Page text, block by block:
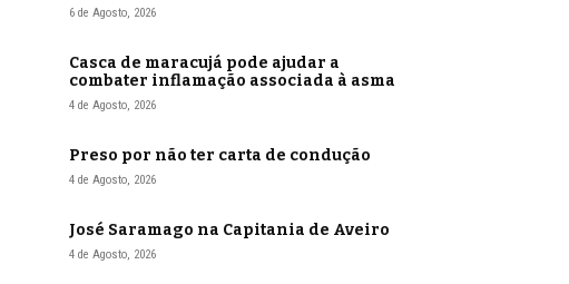
6 de Agosto, 2026
Casca de maracujá pode ajudar a
combater inflamação associada à asma
4 de Agosto, 2026
Preso por não ter carta de condução
4 de Agosto, 2026
José Saramago na Capitania de Aveiro
4 de Agosto, 2026